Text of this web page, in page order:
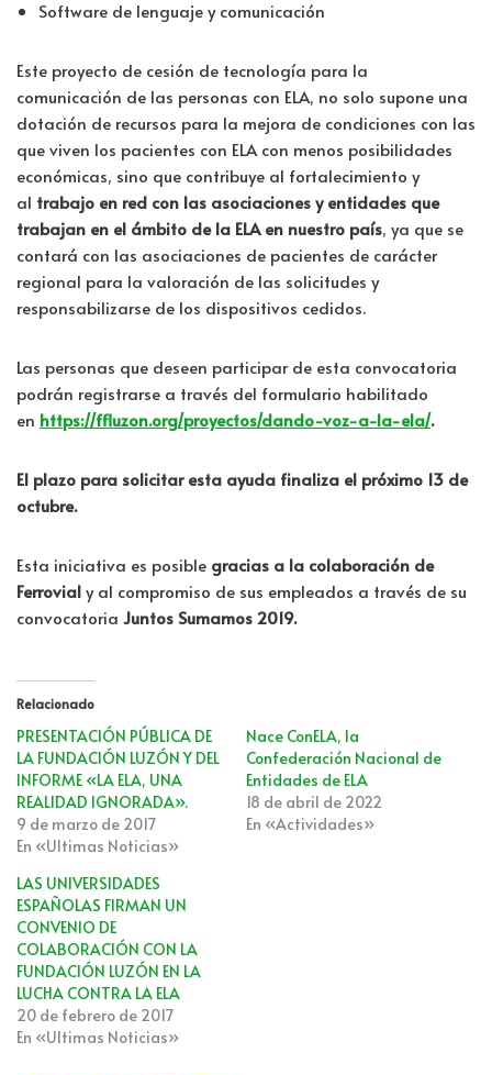
Software de lenguaje y comunicación
Este proyecto de cesión de tecnología para la
comunicación de las personas con ELA, no solo supone una
dotación de recursos para la mejora de condiciones con las
que viven los pacientes con ELA con menos posibilidades
económicas, sino que contribuye al fortalecimiento y
al trabajo en red con las asociaciones y entidades que
trabajan en el ámbito de la ELA en nuestro país, ya que se
contará con las asociaciones de pacientes de carácter
regional para la valoración de las solicitudes y
responsabilizarse de los dispositivos cedidos.
Las personas que deseen participar de esta convocatoria
podrán registrarse a través del formulario habilitado
en https://ffluzon.org/proyectos/dando-voz-a-la-ela/.
El plazo para solicitar esta ayuda finaliza el próximo 13 de
octubre.
Esta iniciativa es posible gracias a la colaboración de
Ferrovialy al compromiso de sus empleados a través de su
convocatoria Juntos Sumamos 2019.
Relacionado
PRESENTACIÓN PÚBLICA DE
LA FUNDACIÓN LUZÓN Y DEL
INFORME «LA ELA, UNA
REALIDAD IGNORADA».
9 de marzo de 2017
En «Ultimas Noticias»
Nace ConELA, la
Confederación Nacional de
Entidades de ELA
18 de abril de 2022
En «Actividades»
LAS UNIVERSIDADES
ESPAÑOLAS FIRMAN UN
CONVENIO DE
COLABORACIÓN CON LA
FUNDACIÓN LUZÓN EN LA
LUCHA CONTRA LA ELA
20 de febrero de 2017
En «Ultimas Noticias»